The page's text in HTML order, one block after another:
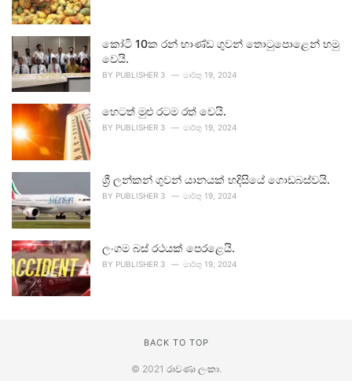
කෝටි 10ක රන් භාණ්ඩ ගුවන් තොටුපොළෙන් හමු
වෙයි.
BY PUBLISHER 3 මාර්තු 19, 2024
හෙටත් මුළු රටම රත් වෙයි.
BY PUBLISHER 3 මාර්තු 19, 2024
ශ්‍රී ලන්කන් ගුවන් යානයක් හදිසියේ ගොඩබස්වයි.
BY PUBLISHER 3 මාර්තු 19, 2024
ලංගම බස් රථයක් පෙරළෙයි.
BY PUBLISHER 3 මාර්තු 19, 2024
BACK TO TOP
© 2021 රාවණා ලංකා.